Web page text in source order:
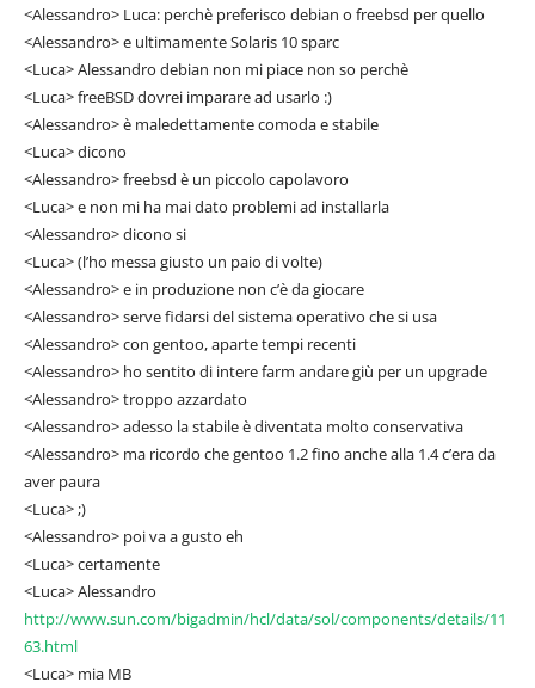
<Alessandro> Luca: perchè preferisco debian o freebsd per quello
<Alessandro> e ultimamente Solaris 10 sparc
<Luca> Alessandro debian non mi piace non so perchè
<Luca> freeBSD dovrei imparare ad usarlo :)
<Alessandro> è maledettamente comoda e stabile
<Luca> dicono
<Alessandro> freebsd è un piccolo capolavoro
<Luca> e non mi ha mai dato problemi ad installarla
<Alessandro> dicono si
<Luca> (l’ho messa giusto un paio di volte)
<Alessandro> e in produzione non c’è da giocare
<Alessandro> serve fidarsi del sistema operativo che si usa
<Alessandro> con gentoo, aparte tempi recenti
<Alessandro> ho sentito di intere farm andare giù per un upgrade
<Alessandro> troppo azzardato
<Alessandro> adesso la stabile è diventata molto conservativa
<Alessandro> ma ricordo che gentoo 1.2 fino anche alla 1.4 c’era da
aver paura
<Luca> ;)
<Alessandro> poi va a gusto eh
<Luca> certamente
<Luca> Alessandro
http://www.sun.com/bigadmin/hcl/data/sol/components/details/11
63.html
<Luca> mia MB